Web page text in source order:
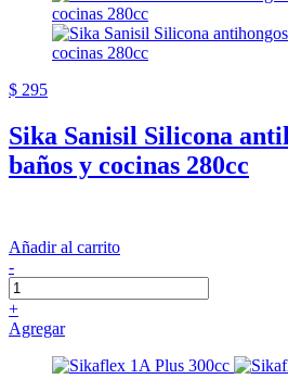
$ 295
Sika Sanisil Silicona
baños y cocinas 280cc
Añadir al carrito
-
+
Agregar